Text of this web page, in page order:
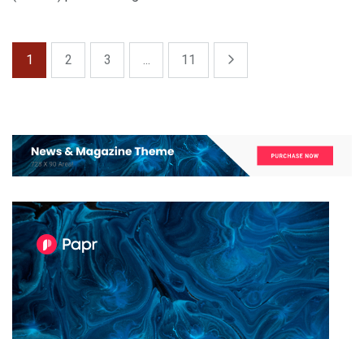
1 2 3 11